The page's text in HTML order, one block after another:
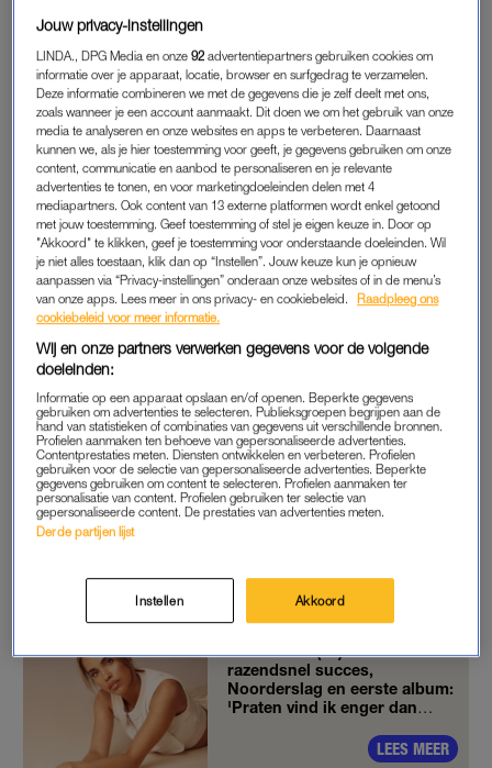
het publiek stonden. Het is zo vet om een soort familieportret
terug te zien in de film. Het is echt een hele intieme en
persoonlijke docu geworden.”
RELATIE
Toch komt er één belangrijk persoon niet in beeld gedurende
de film: zijn vriendin. “Ik heb er bewust metCarmenvoor
gekozen om haar niet mee te nemen in de film. Ze stond er
wel voor open, maar ik wil gewoon dat zij haar eigen leven kan
leiden – zonder dat ze altijd bekend zal staan als ‘de vriendin
van'”, vertelt Antoon. “Toen naar buiten kwam dat wij aan het
daten waren, ontplofte het nieuws. Carmen zei: ‘Shit. Als ik nu
een sollicitatie heb, is dat het eerste wat ze over mij vinden op
Google’.”
Hij omschrijft dat het simpelweg niet goed voelde om het
persoonlijke leven van zijn vriendin bij de docu te betrekken.
“Tuurlijk, ik date met haar om uiteindelijk te trouwen. Maar stel
er gebeurt iets, dan zit ze niet in de film. Mijn zus zal
een relatie is dat anders.”
Zoë Tauran (25) over
razendsnel succes,
Noorderslag en eerste album:
'Praten vind ik enger dan
LEES MEER
Jouw privacy-instellingen
LINDA., DPG Media en onze92 advertentiepartners gebruiken cookies om
informatie over je apparaat, locatie, browser en surfgedrag te verzamelen.
Deze informatie combineren we met de gegevens die je zelf deelt met ons,
zoals wanneer je een account aanmaakt. Dit doen we om het gebruik van onze
media te analyseren en onze websites en apps te verbeteren. Daarnaast
kunnen we, als je hier toestemming voor geeft, je gegevens gebruiken om onze
content, communicatie en aanbod te personaliseren en je relevante
advertenties te tonen, en voor marketingdoeleinden delen met 4
mediapartners. Ook content van 13 externe platformen wordt enkel getoond
met jouw toestemming. Geef toestemming of stel je eigen keuze in. Door op
"Akkoord" te klikken, geef je toestemming voor onderstaande doeleinden. Wil
je niet alles toestaan, klik dan op “Instellen”. Jouw keuze kun je opnieuw
aanpassen via “Privacy-instellingen” onderaan onze websites of in de menu’s
van onze apps. Lees meer in ons privacy- en cookiebeleid.
Raadpleeg ons
cookiebeleid voor meer informatie.
Wij en onze partners verwerken gegevens voor de volgende
doeleinden:
Informatie op een apparaat opslaan en/of openen. Beperkte gegevens
gebruiken om advertenties te selecteren. Publieksgroepen begrijpen aan de
hand van statistieken of combinaties van gegevens uit verschillende bronnen.
Profielen aanmaken ten behoeve van gepersonaliseerde advertenties.
Contentprestaties meten. Diensten ontwikkelen en verbeteren. Profielen
gebruiken voor de selectie van gepersonaliseerde advertenties. Beperkte
gegevens gebruiken om content te selecteren. Profielen aanmaken ter
personalisatie van content. Profielen gebruiken ter selectie van
gepersonaliseerde content. De prestaties van advertenties meten.
Derde partijen lijst
Instellen Akkoord